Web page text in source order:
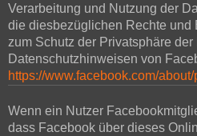
Verarbeitung und Nutzung der
die diesbezüglichen Rechte und
zum Schutz der Privatsphäre
Datenschutzhinweisen von
https://www.facebook.com/
Wenn ein Nutzer
dass Facebook über dieses